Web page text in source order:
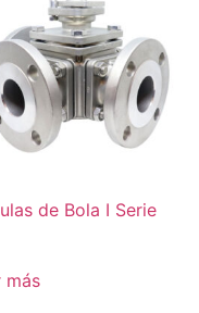
de Bola I Serie
más